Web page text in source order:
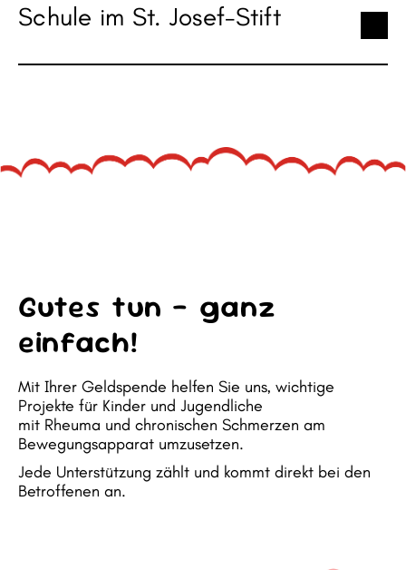
Schule im St. Josef-Stift
Gutes tun – ganz
einfach!
Mit Ihrer Geldspende helfen Sie uns, wichtige
Projekte für Kinder und Jugendliche
mit Rheuma und chronischen Schmerzen am
Bewegungsapparat umzusetzen.
Jede Unterstützung zählt und kommt direkt bei den
Betroffenen an.